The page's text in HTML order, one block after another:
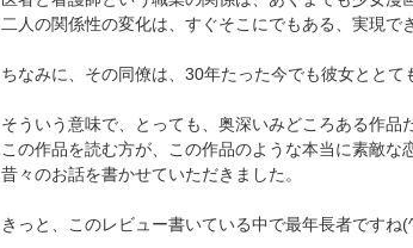
二人の関係性の変化は、すぐそこにでもある、実現で
ちなみに、その同僚は、30年たった今でも彼女ととて
そういう意味で、とっても、奥深いみどころある作品
この作品を読む方が、この作品のような本当に素敵な
昔々のお話を書かせていただきました。
きっと、このレビュー書いている中で最年長者ですね